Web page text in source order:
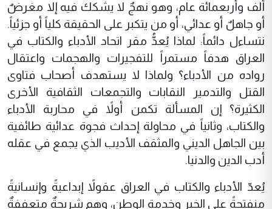
ألف وأربعمائة عام، وهو نهجٌ لا يشكك فيه إلا مغرضٌ
أو جاهلٌ أو عدائي، أو من يتكبر على الحقيقة كلياً أو جزئياً.
نتساءل دائماً: لماذا يُعدُّ مقر اتحاد الأدباء والكتاب في
العراق هدفاً مستمراً للتفجيرات والهجمات واعتقال
رواده من الأدباء؟ ولماذا لا يستهدف أصحاب فتاوى
القتل والتدمير النقابات والتجمعات الثقافية الأخرى
الكثيرة؟ إن المسألة تكمن أولاً في محاربة الأدباء
والكتاب، وثانياً في محاولة إحداث فجوة عدائية طائفية
بين الجاهل الديني والمثقف الأديب الذي يجمع في عقله
أدب الدين والدنيا.
يُعدّ الأدباء والكتاب في العراق عقولاً إبداعيةً وإنسانيةً
منفتحةً على الخير وخدمة الوطن، وهم شريحةٌ متعففةٌ